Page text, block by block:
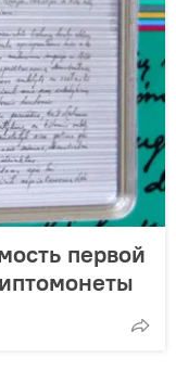
первой